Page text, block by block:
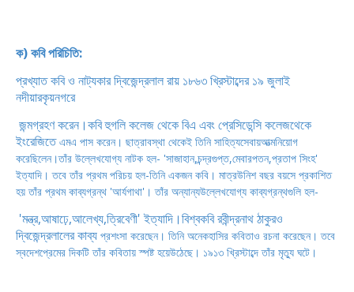
ক) কবি পরিচিতি:
প্রখ্যাত কবি ও নাট্যকার দ্বিজেন্দ্রলাল রায় ১৮৬৩ খ্রিস্টাব্দের ১৯ জুলাই
নদীয়ারকৃয়নগরে
জন্মগ্রহণ করেন।কবি হুগলি কলেজ থেকে বিএ এবং প্রেসিডেন্সি কলেজথেকে
ইংরেজিতেএমএ পাস করেন। ছাত্রাবস্থা থেকেই তিনি সাহিত্যসেবায়আত্মনিয়োগ
করেছিলেন।তাঁর উল্লেখযোগ্য নাটক হল- 'সাজাহান,চন্দ্রগুপ্ত,মেবারপতন,প্রতাপ সিংহ'
ইত্যাদি। তবে তাঁর প্রথম পরিচয় হল-তিনি একজন কবি। মাত্রউনিশ বছর বয়সে প্রকাশিত
হয় তাঁর প্রথমকাব্যগ্রন্থ 'আর্যগাথা'। তাঁর অন্যান্যউল্লেখযোগ্য কাব্যগ্রন্থগুলি হল-
'মন্ত্র,আষাঢ়ে,আলেখ্য,ত্রিবেণী' ইত্যাদি।বিশ্বকবি রবীন্দ্রনাথ ঠাকুরও
দ্বিজেন্দ্রলালের কাব্য প্রশংসা করেছেন। তিনি অনেকহাসির কবিতাও রচনা করেছেন। তবে
স্বদেশপ্রেমের দিকটিতাঁর কবিতায় স্পষ্ট হয়েউঠেছে। ১৯১৩ খ্রিস্টাব্দে তাঁর মৃত্যু ঘটে।